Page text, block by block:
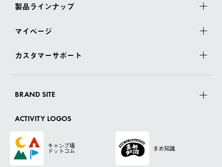
製品ラインナップ
マイページ
カスタマーサポート
BRAND SITE
ACTIVITY LOGOS
キャンプ場
ドットコム まめ知識